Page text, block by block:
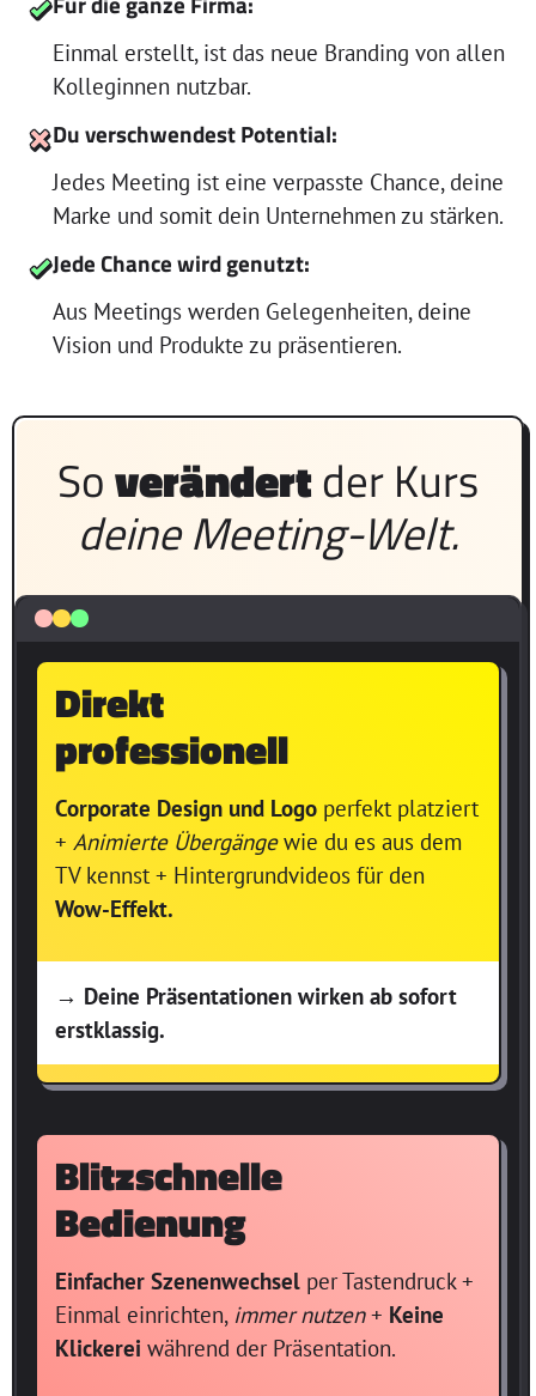
Einmal erstellt, ist das neue Branding von allen
Kolleginnen nutzbar.
Du verschwendest Potential:
Jedes Meeting ist eine verpasste Chance, deine
Marke und somit dein Unternehmen zu stärken.
Jede Chance wird genutzt:
Aus Meetings werden Gelegenheiten, deine
Vision und Produkte zu präsentieren.
Soverändertder Kurs
deine Meeting-Welt.
Direkt
professionell
Corporate Design und Logo perfekt platziert
+ Animierte Übergängewie du es aus dem
TV kennst + Hintergrundvideos für den
Wow-Effekt.
→ Deine Präsentationen wirken ab sofort
erstklassig.
Blitzschnelle
Bedienung
Einfacher Szenenwechsel per Tastendruck +
Einmal einrichten, immer nutzen+ Keine
Klickerei während der Präsentation.